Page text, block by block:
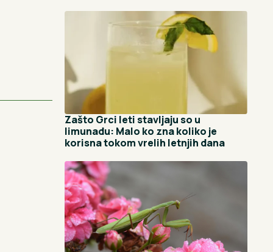
Zašto Grci leti stavljaju so u
limunadu: Malo ko zna koliko je
korisna tokom vrelih letnjih dana